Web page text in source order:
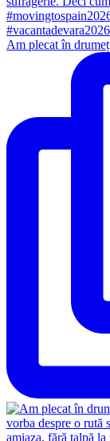
Am plecat în